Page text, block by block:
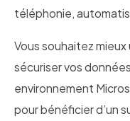
téléphonie,
Vous souhaitez
sécuriser vos
environnement
pour bénéficier d’un